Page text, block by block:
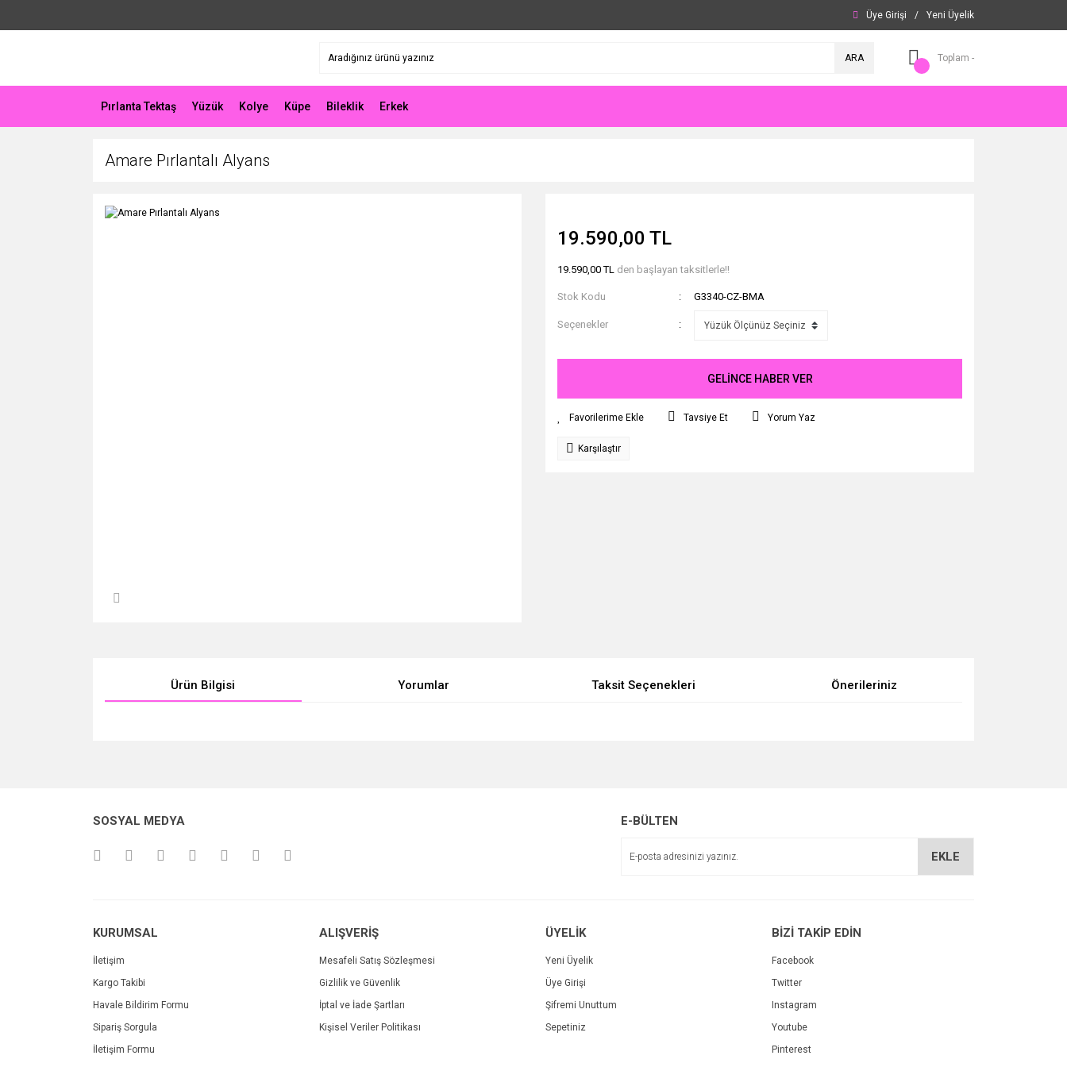
Üye Girişi / Yeni Üyelik
ARA Toplam -
Pırlanta Tektaş Yüzük Kolye Küpe Bileklik Erkek
Amare Pırlantalı Alyans
19.590,00 TL
19.590,00 TL den başlayan taksitlerle!!
Stok Kodu G3340-CZ-BMA
Seçenekler
GELİNCE HABER VER
Tavsiye Et Yorum Yaz
Karşılaştır
Ürün Bilgisi Yorumlar Taksit Seçenekleri Önerileriniz
Ürün açıklamasında eksik bilgiler bulunuyor.
SOSYAL MEDYA E-BÜLTEN
EKLE
KURUMSAL
İletişim
Kargo Takibi
Havale Bildirim Formu
Sipariş Sorgula
İletişim Formu
ALIŞVERİŞ
Mesafeli Satış Sözleşmesi
Gizlilik ve Güvenlik
İptal ve İade Şartları
Kişisel Veriler Politikası
ÜYELİK
Yeni Üyelik
Üye Girişi
Şifremi Unuttum
Sepetiniz
BİZİ TAKİP EDİN
Facebook
Twitter
Instagram
Youtube
Pinterest